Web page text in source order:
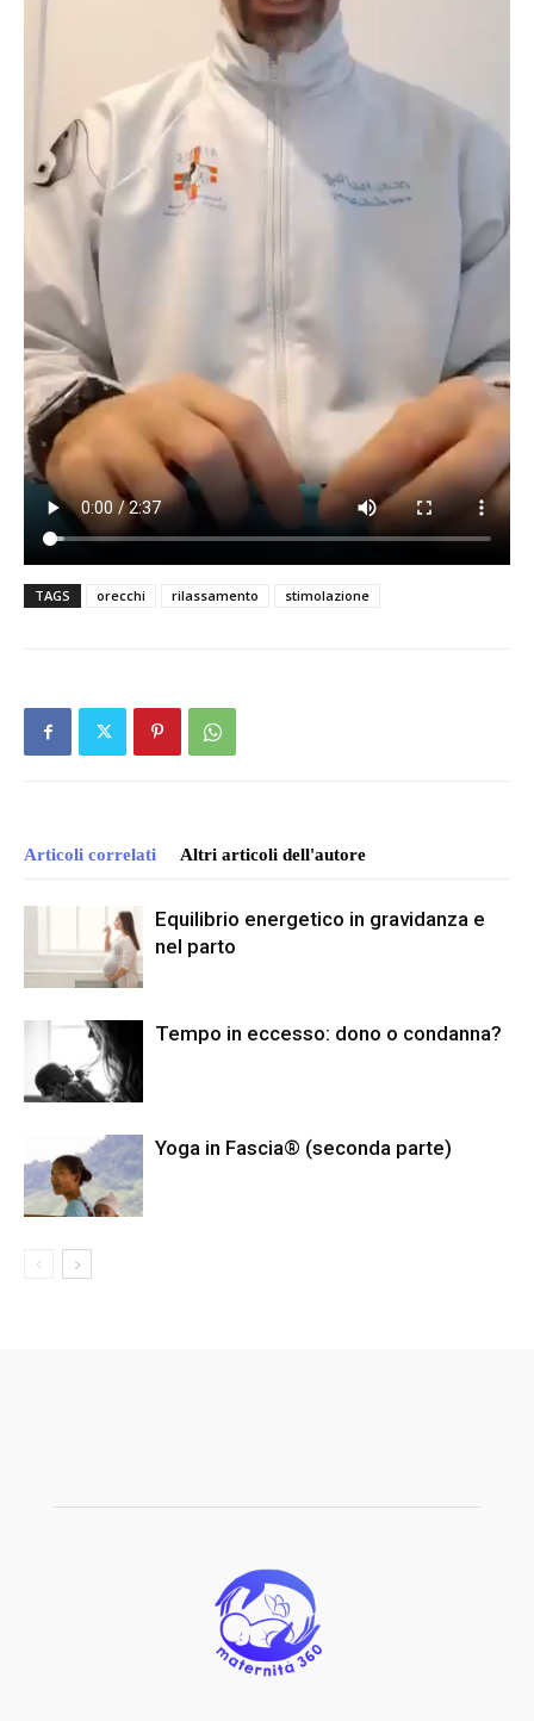
TAGS orecchi rilassamento stimolazione
Articoli correlati Altri articoli dell'autore
Equilibrio energetico in gravidanza e
nel parto
Tempo in eccesso: dono o condanna?
Yoga in Fascia® (seconda parte)